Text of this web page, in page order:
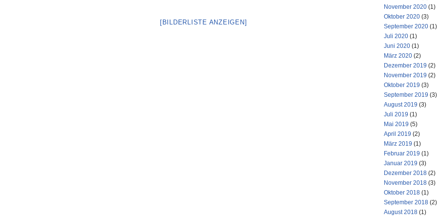
[BILDERLISTE ANZEIGEN]
November 2020 (1)
Oktober 2020 (3)
September 2020 (1)
Juli 2020 (1)
Juni 2020 (1)
März 2020 (2)
Dezember 2019 (2)
November 2019 (2)
Oktober 2019 (3)
September 2019 (3)
August 2019 (3)
Juli 2019 (1)
Mai 2019 (5)
April 2019 (2)
März 2019 (1)
Februar 2019 (1)
Januar 2019 (3)
Dezember 2018 (2)
November 2018 (3)
Oktober 2018 (1)
September 2018 (2)
August 2018 (1)